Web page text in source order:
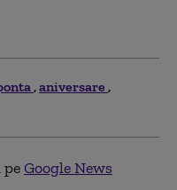
aniversare
Google News